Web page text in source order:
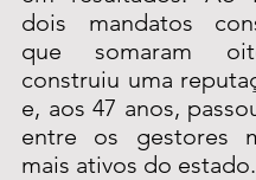
dois mandatos
que somaram
construiu uma
e, aos 47 anos,
entre os gestores
mais ativos do estado.